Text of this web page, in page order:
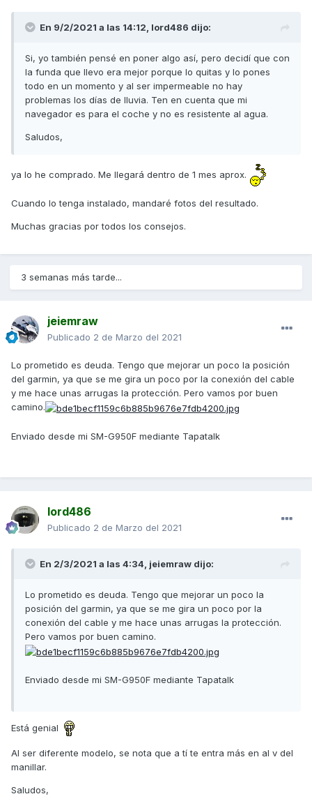
En 9/2/2021 a las 14:12, lord486 dijo:
Si, yo también pensé en poner algo así, pero decidí que con
la funda que llevo era mejor porque lo quitas y lo pones
todo en un momento y al ser impermeable no hay
problemas los días de lluvia. Ten en cuenta que mi
navegador es para el coche y no es resistente al agua.
Saludos,
ya lo he comprado. Me llegará dentro de 1 mes aprox.
Cuando lo tenga instalado, mandaré fotos del resultado.
Muchas gracias por todos los consejos.
3 semanas más tarde...
jeiemraw
Publicado 2 de Marzo del 2021
Lo prometido es deuda. Tengo que mejorar un poco la posición
del garmin, ya que se me gira un poco por la conexión del cable
y me hace unas arrugas la protección. Pero vamos por buen
camino.
Enviado desde mi SM-G950F mediante Tapatalk
lord486
Publicado 2 de Marzo del 2021
En 2/3/2021 a las 4:34, jeiemraw dijo:
Lo prometido es deuda. Tengo que mejorar un poco la
posición del garmin, ya que se me gira un poco por la
conexión del cable y me hace unas arrugas la protección.
Pero vamos por buen camino.
Enviado desde mi SM-G950F mediante Tapatalk
Está genial
Al ser diferente modelo, se nota que a tí te entra más en al v del
manillar.
Saludos,